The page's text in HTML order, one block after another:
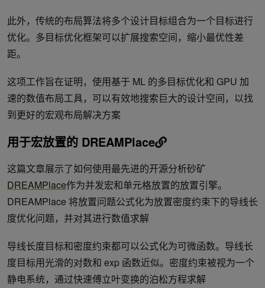
此外，传统的布局算法将多个设计目标组合为一个目标进行
优化。多目标优化框架可以扩展搜索空间，缩小最优性差
距。
这项工作旨在证明，使用基于 ML 的多目标优化和 GPU 加
速的数值布局工具，可以有效地搜索巨大的设计空间，以找
到更好的宏观布局解决方案
用于宏放置的 DREAMPlace
这篇文章展示了如何使用最先进的开源分析砂矿
DREAMPlace作为并发宏和单元格放置的放置引擎。
DREAMPlace 将放置问题公式化为放置密度约束下的导线长
度优化问题，并对其进行数值求解
导线长度目标和密度约束都可以公式化为可微函数。导线长
度目标用光滑的对数和 exp 函数近似。密度约束被视为一个
静电系统，通过快速傅立叶变换的泊松方程求解